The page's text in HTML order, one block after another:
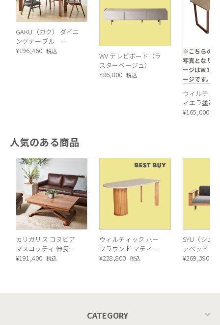
DC01は使う人の動きや暮らしを意識して作られた、人の延長
身体の設置面の僅かな違和感をなくすためmm単位で調整を繰
GAKU（ガク） ダイニ
ングテーブル
W1500（ウレタン塗
¥196,460 税込
WV テレビボード（ラ
スターベージュ）
¥86,800 税込
※こちらの画
写真となり
ージは
ージです。
ウィルティ
ィエラ塗装
グテーブル
¥165,000
人気のある商品
カリガリス コヌビア
マスコッティ 伸長・
昇降式テーブル ／
¥191,400 税込
ウィルティック ハー
フラウンド マティエ
ラ塗装 ダイニングテ
¥228,800 税込
SYU（シュ
ァベッド（
ル）190cm
¥269,390
CATEGORY